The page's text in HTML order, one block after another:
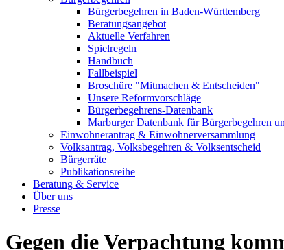
Bürgerbegehren in Baden-Württemberg
Beratungsangebot
Aktuelle Verfahren
Spielregeln
Handbuch
Fallbeispiel
Broschüre "Mitmachen & Entscheiden"
Unsere Reformvorschläge
Bürgerbegehrens-Datenbank
Marburger Datenbank für Bürgerbegehren
Einwohnerantrag & Einwohnerversammlung
Volksantrag, Volksbegehren & Volksentscheid
Bürgerräte
Publikationsreihe
Beratung & Service
Über uns
Presse
Gegen die Verpachtung